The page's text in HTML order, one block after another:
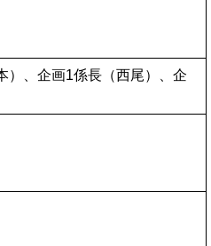
）、企画1係長（西尾）、企